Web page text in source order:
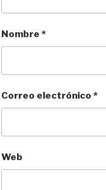
Nombre *
Correo electrónico *
Web